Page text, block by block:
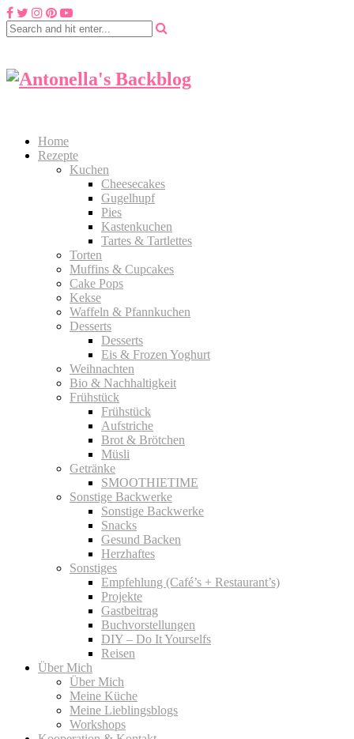
Home
Rezepte
Kuchen
Cheesecakes
Gugelhupf
Pies
Kastenkuchen
Tartes & Tartlettes
Torten
Muffins & Cupcakes
Cake Pops
Kekse
Waffeln & Pfannkuchen
Desserts
Desserts
Eis & Frozen Yoghurt
Weihnachten
Bio & Nachhaltigkeit
Frühstück
Frühstück
Aufstriche
Brot & Brötchen
Müsli
Getränke
SMOOTHIETIME
Sonstige Backwerke
Sonstige Backwerke
Snacks
Gesund Backen
Herzhaftes
Sonstiges
Empfehlung (Café’s + Restaurant’s)
Projekte
Gastbeitrag
Buchvorstellungen
DIY – Do It Yourselfs
Reisen
Über Mich
Über Mich
Meine Küche
Meine Lieblingsblogs
Workshops